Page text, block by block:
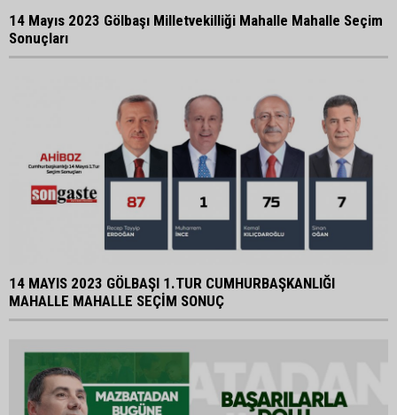
14 Mayıs 2023 Gölbaşı Milletvekilliği Mahalle Mahalle Seçim
Sonuçları
14 MAYIS 2023 GÖLBAŞI 1.TUR CUMHURBAŞKANLIĞI
MAHALLE MAHALLE SEÇİM SONUÇ